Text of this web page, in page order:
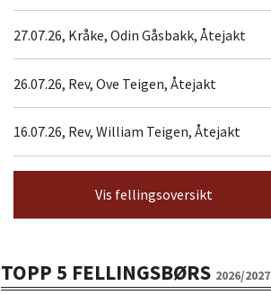
27.07.26, Kråke, Odin Gåsbakk, Åtejakt
26.07.26, Rev, Ove Teigen, Åtejakt
16.07.26, Rev, William Teigen, Åtejakt
Vis fellingsoversikt
TOPP 5 FELLINGSBØRS 2026/2027